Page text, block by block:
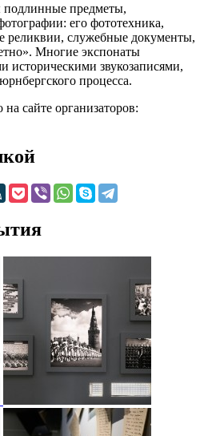
подлинные предметы,
его фототехника,
реликвии, служебные документы,
Многие экспонаты
звукозаписями,
процесса.
сайте организаторов: